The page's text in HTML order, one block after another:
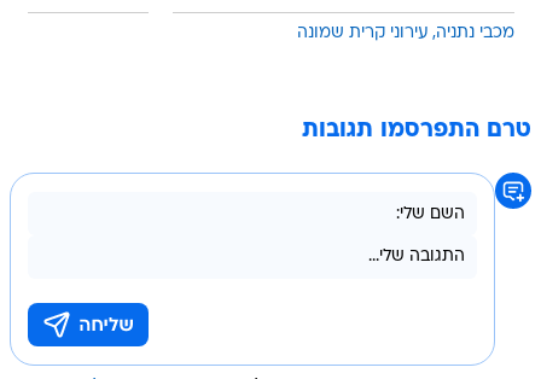
מכבי נתניה עירוני קרית שמונה
טרם התפרסמו תגובות